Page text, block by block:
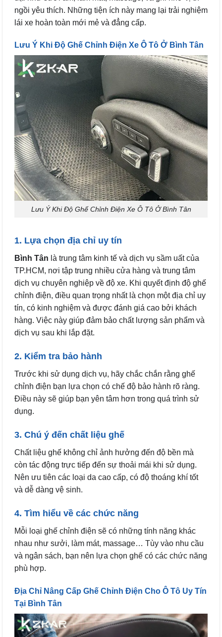
ngồi yêu thích. Những tiện ích này mang lại trải nghiệm
lái xe hoàn toàn mới mẻ và đẳng cấp.
Lưu Ý Khi Độ Ghế Chỉnh Điện Xe Ô Tô Ở Bình Tân
Lưu Ý Khi Độ Ghế Chỉnh Điện Xe Ô Tô Ở Bình Tân
1. Lựa chọn địa chỉ uy tín
Bình Tân là trung tâm kinh tế và dịch vụ sầm uất của
TP.HCM, nơi tập trung nhiều cửa hàng và trung tâm
dịch vụ chuyên nghiệp về độ xe. Khi quyết định độ ghế
chỉnh điện, điều quan trọng nhất là chọn một địa chỉ uy
tín, có kinh nghiệm và được đánh giá cao bởi khách
hàng. Việc này giúp đảm bảo chất lượng sản phẩm và
dịch vụ sau khi lắp đặt.
2. Kiểm tra bảo hành
Trước khi sử dụng dịch vụ, hãy chắc chắn rằng ghế
chỉnh điện bạn lựa chọn có chế độ bảo hành rõ ràng.
Điều này sẽ giúp bạn yên tâm hơn trong quá trình sử
dụng.
3. Chú ý đến chất liệu ghế
Chất liệu ghế không chỉ ảnh hưởng đến độ bền mà
còn tác động trực tiếp đến sự thoải mái khi sử dụng.
Nên ưu tiên các loại da cao cấp, có độ thoáng khí tốt
và dễ dàng vệ sinh.
4. Tìm hiểu về các chức năng
Mỗi loại ghế chỉnh điện sẽ có những tính năng khác
nhau như sưởi, làm mát, massage… Tùy vào nhu cầu
và ngân sách, bạn nên lựa chọn ghế có các chức năng
phù hợp.
Địa Chỉ Nâng Cấp Ghế Chỉnh Điện Cho Ô Tô Uy Tín
Tại Bình Tân